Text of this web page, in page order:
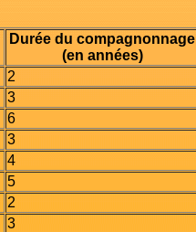
Durée du compagnonnage
(en années)
2
3
6
3
4
5
2
3